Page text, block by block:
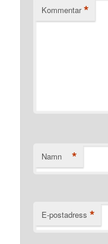
Kommentar *
Namn *
E-postadress *